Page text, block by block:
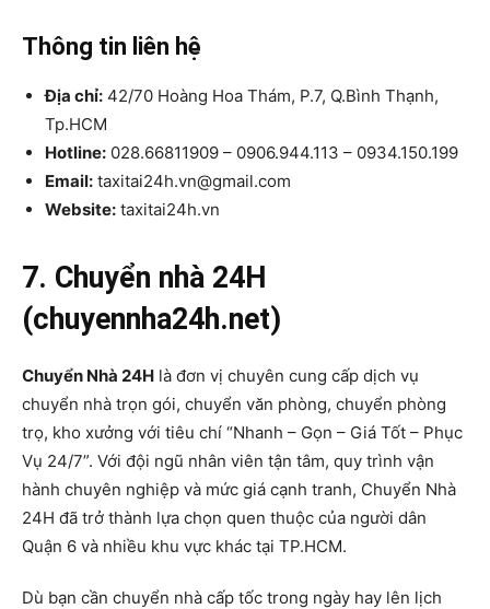
Thông tin liên hệ
Địa chỉ: 42/70 Hoàng Hoa Thám, P.7, Q.Bình Thạnh,
Tp.HCM
Hotline: 028.66811909 – 0906.944.113 – 0934.150.199
Email: taxitai24h.vn@gmail.com
Website: taxitai24h.vn
7. Chuyển nhà 24H
(chuyennha24h.net)
Chuyển Nhà 24H là đơn vị chuyên cung cấp dịch vụ
chuyển nhà trọn gói, chuyển văn phòng, chuyển phòng
trọ, kho xưởng với tiêu chí “Nhanh – Gọn – Giá Tốt – Phục
Vụ 24/7”. Với đội ngũ nhân viên tận tâm, quy trình vận
hành chuyên nghiệp và mức giá cạnh tranh, Chuyển Nhà
24H đã trở thành lựa chọn quen thuộc của người dân
Quận 6 và nhiều khu vực khác tại TP.HCM.
Dù bạn cần chuyển nhà cấp tốc trong ngày hay lên lịch